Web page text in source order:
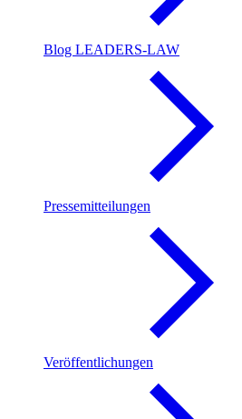
Blog LEADERS-LAW
Pressemitteilungen
Veröffentlichungen